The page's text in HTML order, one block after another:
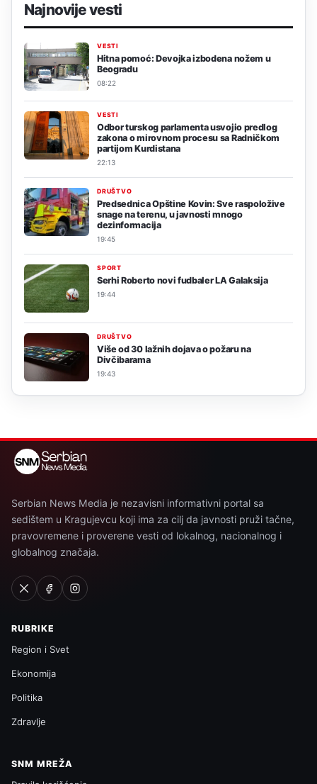
Najnovije vesti
VESTI
Hitna pomoć: Devojka izbodena nožem u
Beogradu
08:22
VESTI
Odbor turskog parlamenta usvojio predlog
zakona o mirovnom procesu sa Radničkom
partijom Kurdistana
22:13
DRUŠTVO
Predsednica Opštine Kovin: Sve raspoložive
snage na terenu, u javnosti mnogo
dezinformacija
19:45
SPORT
Serhi Roberto novi fudbaler LA Galaksija
19:44
DRUŠTVO
Više od 30 lažnih dojava o požaru na
Divčibarama
19:43
Serbian News Media je nezavisni informativni portal sa
sedištem u Kragujevcu koji ima za cilj da javnosti pruži tačne,
pravovremene i proverene vesti od lokalnog, nacionalnog i
globalnog značaja.
RUBRIKE
Region i Svet
Ekonomija
Politika
Zdravlje
SNM MREŽA